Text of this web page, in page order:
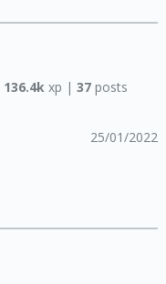
136.4k xp |37 posts
25/01/2022